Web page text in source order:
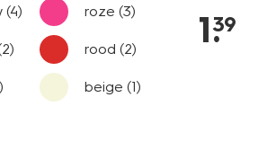
(4) roze(3)
rood(2)
beige(1)
1.
39